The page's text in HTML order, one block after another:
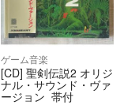
ゲーム音楽
[CD] 聖剣伝説2 オリジ
ナル・サウンド・ヴァ
ージョン 帯付